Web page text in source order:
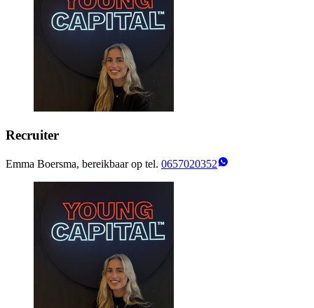
Recruiter
Emma Boersma, bereikbaar op tel. 0657020352